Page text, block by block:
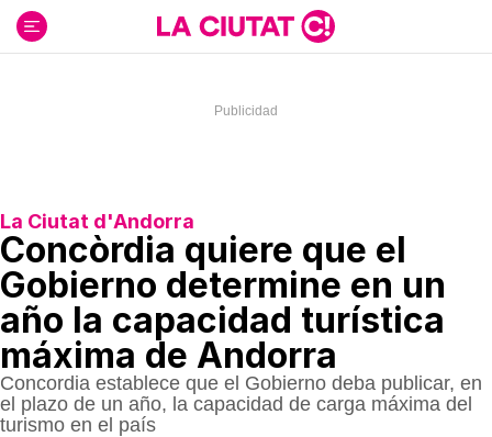
contenido
La Ciutat d'Andorra
Concòrdia quiere que el
Gobierno determine en un
año la capacidad turística
máxima de Andorra
Concordia establece que el Gobierno deba publicar, en
el plazo de un año, la capacidad de carga máxima del
turismo en el país